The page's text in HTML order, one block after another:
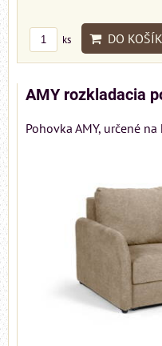
ks DO
AMY rozkladacia
Pohovka AMY, určené